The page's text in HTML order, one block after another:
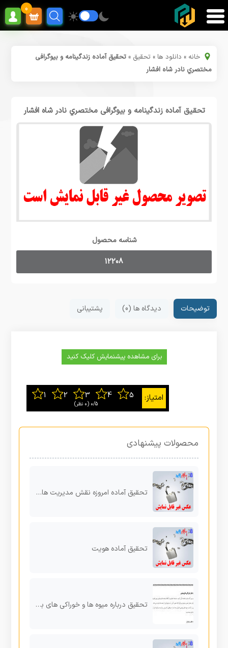
0
خانه » دانلود ها » تحقیق »تحقیق آماده زندگینامه و بیوگرافی
مختصري نادر شاه افشار
تحقیق آماده زندگینامه و بیوگرافی مختصري نادر شاه افشار
شناسه محصول
12208
توضیحات دیدگاه ها (0) پشتیبانی
برای مشاهده پیشنمایش کلیک کنید
0/5 ‫(0 نظر)
محصولات پیشنهادی
تحقیق آماده امروزه نقش مدیریت ها در بهداشت روانی حائز اهمیت است
تحقیق آماده هویت
تحقیق درباره میوه ها و خوراکی های بهشتی